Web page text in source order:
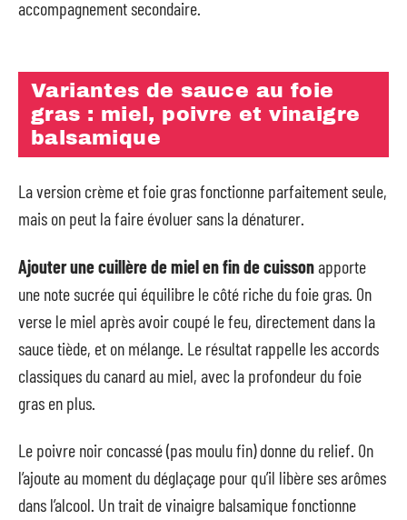
accompagnement secondaire.
Variantes de sauce au foie
gras : miel, poivre et vinaigre
balsamique
La version crème et foie gras fonctionne parfaitement seule,
mais on peut la faire évoluer sans la dénaturer.
Ajouter une cuillère de miel en fin de cuissonapporte
une note sucrée qui équilibre le côté riche du foie gras. On
verse le miel après avoir coupé le feu, directement dans la
sauce tiède, et on mélange. Le résultat rappelle les accords
classiques du canard au miel, avec la profondeur du foie
gras en plus.
Le poivre noir concassé (pas moulu fin) donne du relief. On
l’ajoute au moment du déglaçage pour qu’il libère ses arômes
dans l’alcool. Un trait de vinaigre balsamique fonctionne